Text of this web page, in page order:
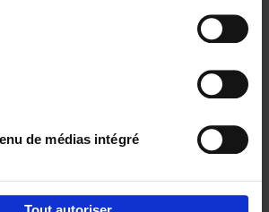
de médias intégré
Content Marketing like a